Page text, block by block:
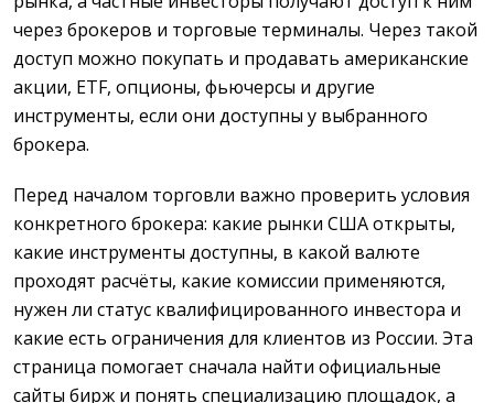
через брокеров и торговые терминалы. Через такой
доступ можно покупать и продавать американские
акции, ETF, опционы, фьючерсы и другие
инструменты, если они доступны у выбранного
брокера.
Перед началом торговли важно проверить условия
конкретного брокера: какие рынки США открыты,
какие инструменты доступны, в какой валюте
проходят расчёты, какие комиссии применяются,
нужен ли статус квалифицированного инвестора и
какие есть ограничения для клиентов из России. Эта
страница помогает сначала найти официальные
сайты бирж и понять специализацию площадок, а